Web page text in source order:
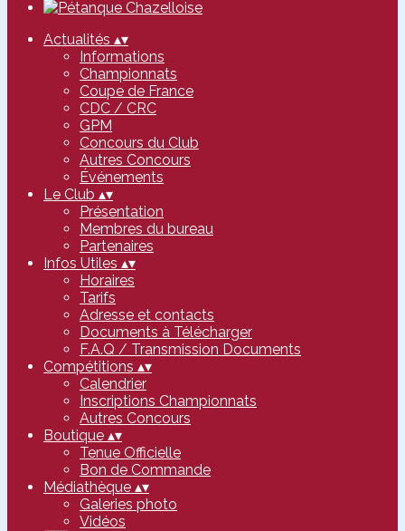
Actualités ▴▾
Informations
Championnats
Coupe de France
CDC / CRC
GPM
Concours du Club
Autres Concours
Événements
Le Club ▴▾
Présentation
Membres du bureau
Partenaires
Infos Utiles ▴▾
Horaires
Tarifs
Adresse et contacts
Documents à Télécharger
F.A.Q / Transmission Documents
Compétitions ▴▾
Calendrier
Inscriptions Championnats
Autres Concours
Boutique ▴▾
Tenue Officielle
Bon de Commande
Médiathèque ▴▾
Galeries photo
Vidéos